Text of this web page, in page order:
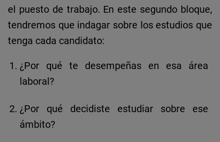
el puesto de trabajo. En este segundo bloque,
tendremos que indagar sobre los estudios que
tenga cada candidato:
¿Por qué te desempeñas en esa área
laboral?
¿Por qué decidiste estudiar sobre ese
ámbito?